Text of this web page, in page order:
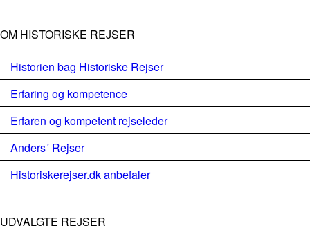
OM HISTORISKE REJSER
Historien bag Historiske Rejser
Erfaring og kompetence
Erfaren og kompetent rejseleder
Anders´ Rejser
Historiskerejser.dk anbefaler
UDVALGTE REJSER